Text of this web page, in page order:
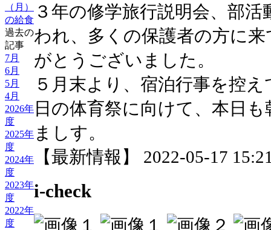
（月）
の給食
過去の
記事
7月
6月
5月
4月
2026年
度
2025年
度
2024年
度
2023年
度
2022年
度
３年の修学旅行説明会、部
われ、多くの保護者の方に
がとうございました。
５月末より、宿泊行事を控
日の体育祭に向けて、本日
ましす。
【最新情報】 2022-05-17
i-check